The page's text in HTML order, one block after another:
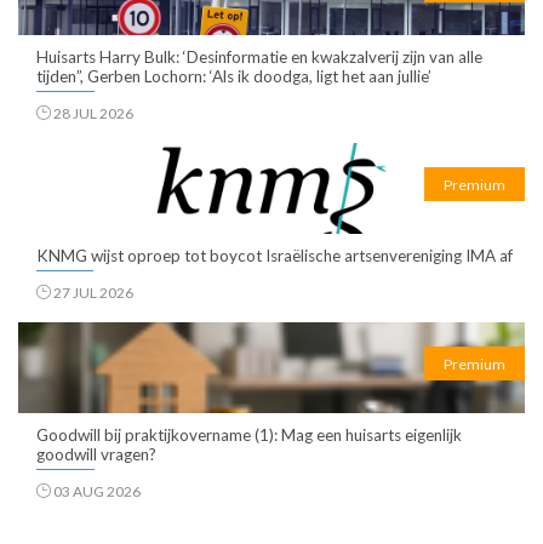
Huisarts Harry Bulk: ‘Desinformatie en kwakzalverij zijn van alle
tijden”, Gerben Lochorn: ‘Als ik doodga, ligt het aan jullie’
28 JUL 2026
Premium
KNMG wijst oproep tot boycot Israëlische artsenvereniging IMA af
27 JUL 2026
Premium
Goodwill bij praktijkovername (1): Mag een huisarts eigenlijk
goodwill vragen?
03 AUG 2026